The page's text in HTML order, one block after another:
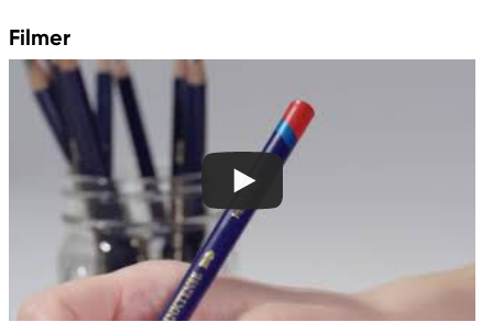
+49 711.81030
Filmer